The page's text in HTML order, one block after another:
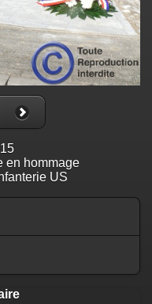
en hommage
US